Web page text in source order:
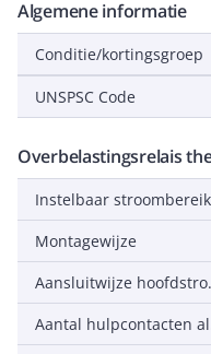
Algemene informatie
Conditie/kortingsgroep
UNSPSC Code
Overbelastingsrelais
Instelbaar stroombereik
Montagewijze